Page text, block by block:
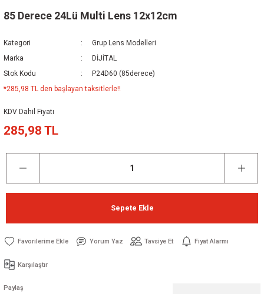
85 Derece 24Lü Multi Lens 12x12cm
Kategori
Grup Lens Modelleri
Marka
DİJİTAL
Stok Kodu
P24D60 (85derece)
*285,98 TL den başlayan taksitlerle!!
KDV Dahil Fiyatı
285,98 TL
Sepete Ekle
Yorum Yaz Tavsiye Et Fiyat Alarmı
Karşılaştır
Paylaş